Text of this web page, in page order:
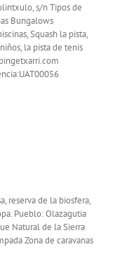
s/n Tipos de
Bungalows
Squash la pista,
la pista de tenis
reserva de la biosfera,
Pueblo: Olazagutia
Natural de la Sierra
Zona de caravanas